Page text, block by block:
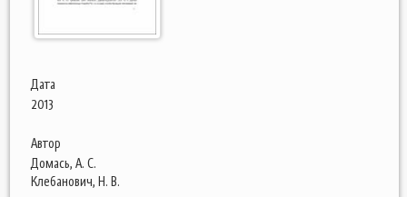
Дата
2013
Автор
Домась, А. С.
Клебанович, Н. В.